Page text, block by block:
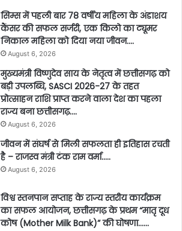
सिम्स में पहली बार 78 वर्षीय महिला के अंडाशय
कैंसर की सफल सर्जरी, एक किलो का ट्यूमर
निकाल महिला को दिया नया जीवन….
August 6, 2026
मुख्यमंत्री विष्णुदेव साय के नेतृत्व में छत्तीसगढ़ को
बड़ी उपलब्धि, SASCI 2026-27 के तहत
प्रोत्साहन राशि प्राप्त करने वाला देश का पहला
राज्य बना छत्तीसगढ़….
August 6, 2026
जीवन में संघर्ष से मिली सफलता ही इतिहास रचती
है – राजस्व मंत्री टंक राम वर्मा…..
August 6, 2026
विश्व स्तनपान सप्ताह के राज्य स्तरीय कार्यक्रम
का सफल आयोजन, छत्तीसगढ़ के प्रथम “मातृ दूध
कोष (Mother Milk Bank)” की घोषणा……